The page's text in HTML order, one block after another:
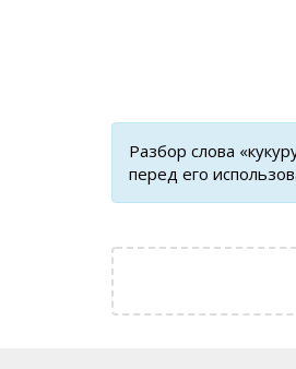
Разбор слова
перед его